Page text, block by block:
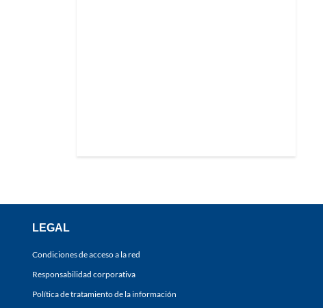
LEGAL
Condiciones de acceso a la red
Responsabilidad corporativa
Política de tratamiento de la información